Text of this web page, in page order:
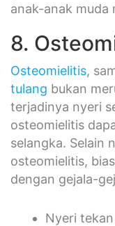
anak-anak muda
8.
Osteomielitis,
tulang bukan
terjadinya nyeri
osteomielitis
selangka. Selain
osteomielitis,
dengan gejala-
Nyeri tekan